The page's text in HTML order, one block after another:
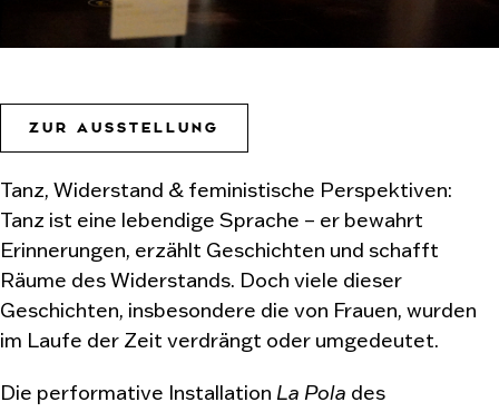
ZUR AUSSTELLUNG
Tanz, Widerstand & feministische Perspektiven:
Tanz ist eine lebendige Sprache – er bewahrt
Erinnerungen, erzählt Geschichten und schafft
Räume des Widerstands. Doch viele dieser
Geschichten, insbesondere die von Frauen, wurden
im Laufe der Zeit verdrängt oder umgedeutet.
Die performative Installation La Pola des